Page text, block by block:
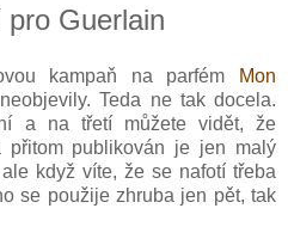
Guerlain
kampaň na parfém
Mon
Teda ne tak docela.
a na třetí můžete vidět, že
přitom publikován je jen malý
když víte, že se nafotí třeba
se použije zhruba jen pět, tak